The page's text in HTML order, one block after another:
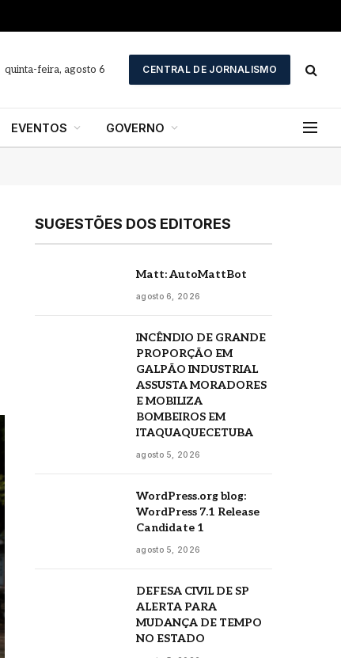
quinta-feira, agosto 6 CENTRAL DE JORNALISMO
EVENTOS GOVERNO
SUGESTÕES DOS EDITORES
Matt: AutoMattBot
agosto 6, 2026
INCÊNDIO DE GRANDE
PROPORÇÃO EM
GALPÃO INDUSTRIAL
ASSUSTA MORADORES
E MOBILIZA
BOMBEIROS EM
ITAQUAQUECETUBA
agosto 5, 2026
WordPress.org blog:
WordPress 7.1 Release
Candidate 1
agosto 5, 2026
DEFESA CIVIL DE SP
ALERTA PARA
MUDANÇA DE TEMPO
NO ESTADO